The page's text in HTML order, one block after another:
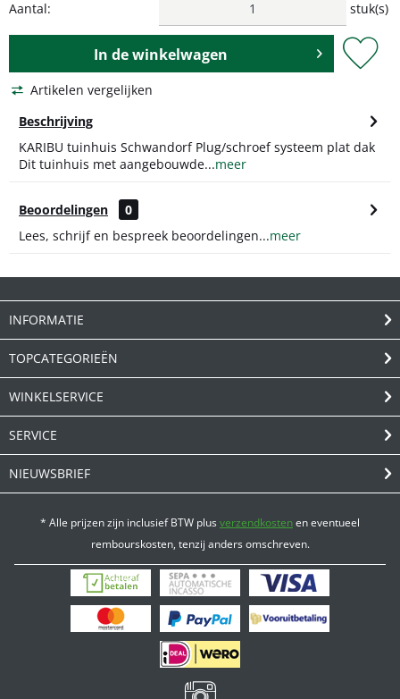
Aantal: stuk(s)
In dewinkelwagen
Artikelen vergelijken
Beschrijving
KARIBU tuinhuis Schwandorf Plug/schroef systeem plat dak
Dit tuinhuis met aangebouwde...meer
Beoordelingen
0
Lees, schrijf en bespreek beoordelingen...meer
INFORMATIE
TOPCATEGORIEËN
WINKELSERVICE
SERVICE
NIEUWSBRIEF
* Alle prijzen zijn inclusief BTW plusverzendkostenen eventueel
rembourskosten, tenzij anders omschreven.